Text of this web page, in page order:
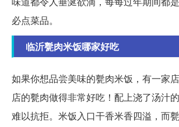
必点菜品。
临沂甏肉米饭哪家好吃
如果你想品尝美味的甏肉米饭，有一家
店的甏肉做得非常好吃！配上浇了汤汁
难以抗拒。米饭入口干香米香四溢，而